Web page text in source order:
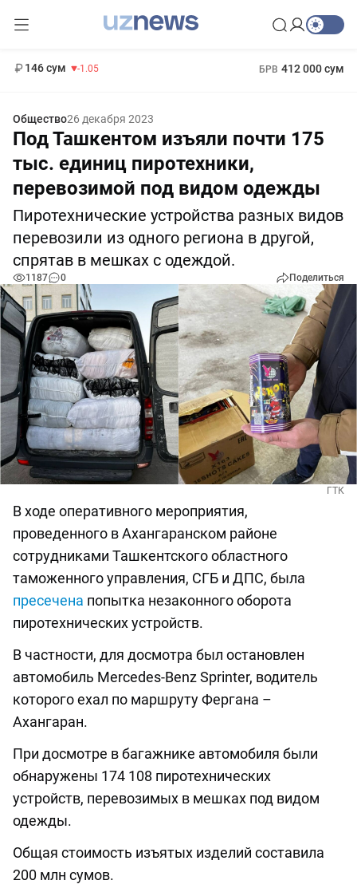
146 сум -1.05 БРВ 412 000 сум
Общество26 декабря 2023
Под Ташкентом изъяли почти 175
тыс. единиц пиротехники,
перевозимой под видом одежды
Пиротехнические устройства разных видов
перевозили из одного региона в другой,
спрятав в мешках с одеждой.
1187 0 Поделиться
ГТК
В ходе оперативного мероприятия,
проведенного в Ахангаранском районе
сотрудниками Ташкентского областного
таможенного управления, СГБ и ДПС, была
пресечена попытка незаконного оборота
пиротехнических устройств.
В частности, для досмотра был остановлен
автомобиль Mercedes-Benz Sprinter, водитель
которого ехал по маршруту Фергана –
Ахангаран.
При досмотре в багажнике автомобиля были
обнаружены 174 108 пиротехнических
устройств, перевозимых в мешках под видом
одежды.
Общая стоимость изъятых изделий составила
200 млн сумов.